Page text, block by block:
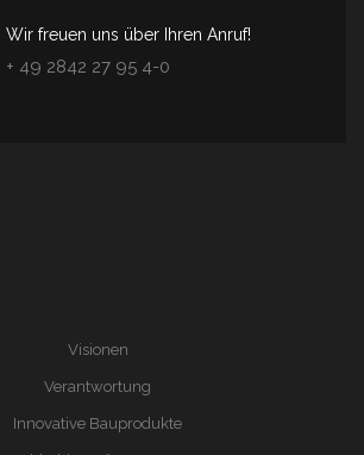
Wir freuen uns über Ihren Anruf!
+ 49 2842 27 95 4-0
Visionen
Verantwortung
Innovative Bauprodukte